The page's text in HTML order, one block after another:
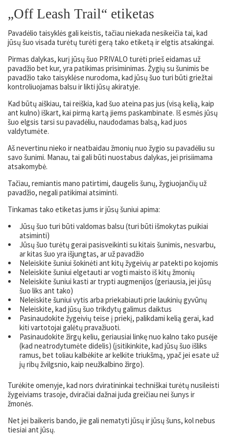
„Off Leash Trail“ etiketas
Pavadėlio taisyklės gali keistis, tačiau niekada nesikeičia tai, kad
jūsų šuo visada turėtų turėti gerą tako etiketą ir elgtis atsakingai.
Pirmas dalykas, kurį jūsų šuo PRIVALO turėti prieš eidamas už
pavadžio bet kur, yra patikimas prisiminimas. Žygių su šunimis be
pavadžio tako taisyklėse nurodoma, kad jūsų šuo turi būti griežtai
kontroliuojamas balsu ir likti jūsų akiratyje.
Kad būtų aiškiau, tai reiškia, kad šuo ateina pas jus (visą kelią, kaip
ant kulno) iškart, kai pirmą kartą jiems paskambinate. Iš esmės jūsų
šuo elgsis tarsi su pavadėliu, naudodamas balsą, kad juos
valdytumėte.
Aš nevertinu nieko ir neatbaidau žmonių nuo žygio su pavadėliu su
savo šunimi. Manau, tai gali būti nuostabus dalykas, jei prisiimama
atsakomybė.
Tačiau, remiantis mano patirtimi, daugelis šunų, žygiuojančių už
pavadžio, negali patikimai atsiminti.
Tinkamas tako etiketas jums ir jūsų šuniui apima:
Jūsų šuo turi būti valdomas balsu (turi būti išmokytas puikiai
atsiminti)
Jūsų šuo turėtų gerai pasisveikinti su kitais šunimis, nesvarbu,
ar kitas šuo yra išjungtas, ar už pavadžio
Neleiskite šuniui šokinėti ant kitų žygeivių ar patekti po kojomis
Neleiskite šuniui elgetauti ar vogti maisto iš kitų žmonių
Neleiskite šuniui kasti ar trypti augmenijos (geriausia, jei jūsų
šuo liks ant tako)
Neleiskite šuniui vytis arba priekabiauti prie laukinių gyvūnų
Neleiskite, kad jūsų šuo trikdytų galimus daiktus
Pasinaudokite žygeivių teise į priekį, palikdami kelią gerai, kad
kiti vartotojai galėtų pravažiuoti.
Pasinaudokite žirgų keliu, geriausiai linkę nuo kalno tako pusėje
(kad neatrodytumėte didelis) (įsitikinkite, kad jūsų šuo išliks
ramus, bet toliau kalbėkite ar kelkite triukšmą, ypač jei esate už
jų ribų žvilgsnio, kaip neužkalbino žirgo).
Turėkite omenyje, kad nors dviratininkai techniškai turėtų nusileisti
žygeiviams trasoje, dviračiai dažnai juda greičiau nei šunys ir
žmonės.
Net jei baikeris bando, jie gali nematyti jūsų ir jūsų šuns, kol nebus
tiesiai ant jūsų.